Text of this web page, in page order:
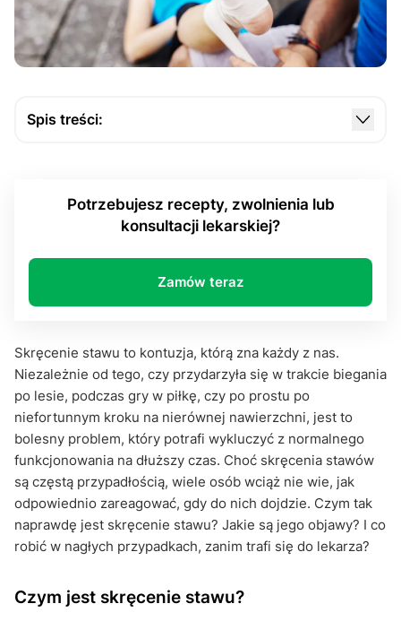
Spis treści:
Pierwsza pomoc przy skręceniu stawu
Regeneracja i rehabilitacja
Podsumowanie
Potrzebujesz recepty, zwolnienia lub
konsultacji lekarskiej?
Zamów teraz
Skręcenie stawu to kontuzja, którą zna każdy z nas.
Niezależnie od tego, czy przydarzyła się w trakcie biegania
po lesie, podczas gry w piłkę, czy po prostu po
niefortunnym kroku na nierównej nawierzchni, jest to
bolesny problem, który potrafi wykluczyć z normalnego
funkcjonowania na dłuższy czas. Choć skręcenia stawów
są częstą przypadłością, wiele osób wciąż nie wie, jak
odpowiednio zareagować, gdy do nich dojdzie. Czym tak
naprawdę jest skręcenie stawu? Jakie są jego objawy? I co
robić w nagłych przypadkach, zanim trafi się do lekarza?
Czym jest skręcenie stawu?